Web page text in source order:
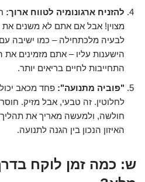
להזניח ארגונומיה לטווח ארוך:
מצוין! אבל אם אתם לא משנים את
לבעיה מלכתחילה – כמו ישיבה
הישענות עליו – אתם מזמינים את
התחייבות לחיים בריאים יותר.
"פוביה מתנועה": פחד מכאב
לחלוטין. זה טבעי, אבל מזיק.
חולשה, ולמעשה מאריך את
האיזון הנכון בין הגנה לתנועה.
ש: כמה זמן לוקח